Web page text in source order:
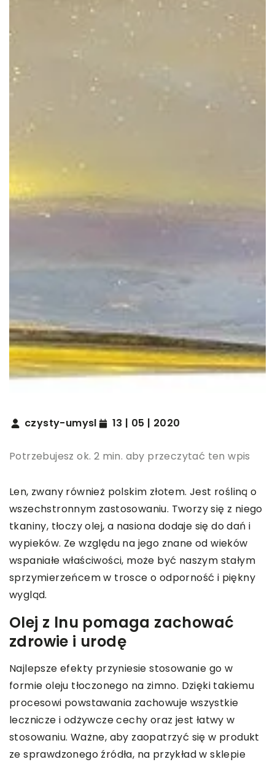
czysty-umysl 13 | 05 | 2020
Potrzebujesz ok. 2 min. aby przeczytać ten wpis
Len, zwany również polskim złotem. Jest rośliną o
wszechstronnym zastosowaniu. Tworzy się z niego
tkaniny, tłoczy olej, a nasiona dodaje się do dań i
wypieków. Ze względu na jego znane od wieków
wspaniałe właściwości, może być naszym stałym
sprzymierzeńcem w trosce o odporność i piękny
wygląd.
Olej z lnu pomaga zachować
zdrowie i urodę
Najlepsze efekty przyniesie stosowanie go w
formie oleju tłoczonego na zimno. Dzięki takiemu
procesowi powstawania zachowuje wszystkie
lecznicze i odżywcze cechy oraz jest łatwy w
stosowaniu. Ważne, aby zaopatrzyć się w produkt
ze sprawdzonego źródła, na przykład w sklepie